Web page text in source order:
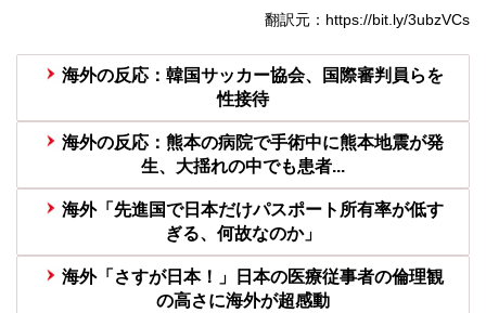
翻訳元：https://bit.ly/3ubzVCs
海外の反応：韓国サッカー協会、国際審判員らを
性接待
海外の反応：熊本の病院で手術中に熊本地震が発
生、大揺れの中でも患者...
海外「先進国で日本だけパスポート所有率が低す
ぎる、何故なのか」
海外「さすが日本！」日本の医療従事者の倫理観
の高さに海外が超感動